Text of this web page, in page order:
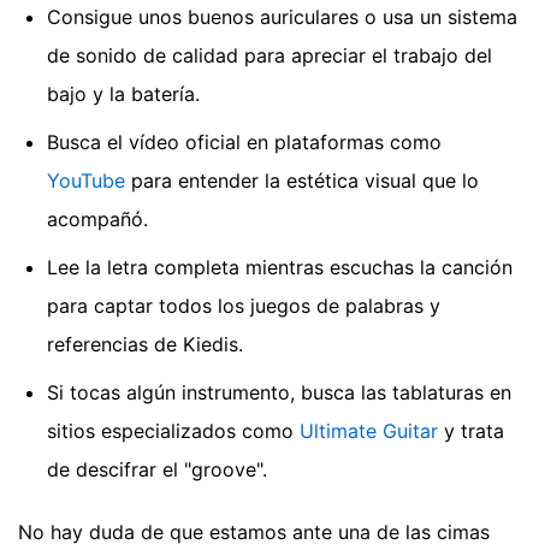
Consigue unos buenos auriculares o usa un sistema
de sonido de calidad para apreciar el trabajo del
bajo y la batería.
Busca el vídeo oficial en plataformas como
YouTube para entender la estética visual que lo
acompañó.
Lee la letra completa mientras escuchas la canción
para captar todos los juegos de palabras y
referencias de Kiedis.
Si tocas algún instrumento, busca las tablaturas en
sitios especializados como Ultimate Guitar y trata
de descifrar el "groove".
No hay duda de que estamos ante una de las cimas